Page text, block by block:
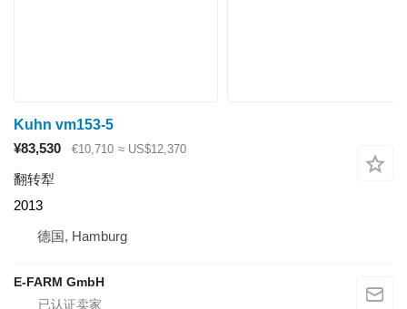
Kuhn vm153-5
¥83,530
€10,710 ≈ US$12,370
翻转犁
2013
德国, Hamburg
E-FARM GmbH